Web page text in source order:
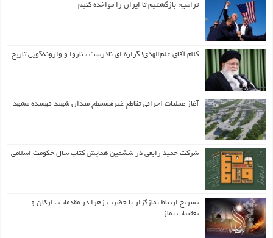
ترامپ: بازگشتیم تا ایران را مواخذه کنیم
کلام آقای علم‌الهدی! گزاره ای نادرست ، ناروا و وارونه‌گویی تاریخ
آغاز عملیات اجرائی تقاطع غیرهمسطح میدان شهید فهمیده مشهد
شرکت حمید رابعی در ششمین همایش کتاب سال حکومت اسلامی
تشریح ارتباط نمازگزار با حضرت زهرا در مقدمات ، ارکان و
تعقیبات نماز